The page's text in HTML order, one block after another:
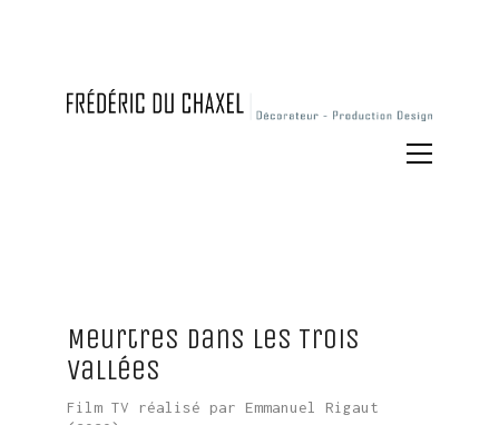
Meurtres dans les Trois
Vallées
Film TV réalisé par Emmanuel Rigaut